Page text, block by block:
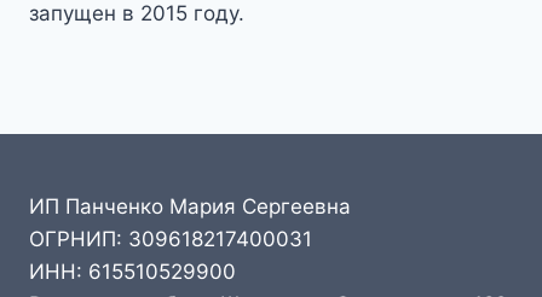
запущен в 2015 году.
ИП Панченко Мария Сергеевна
ОГРНИП: 309618217400031
ИНН: 615510529900